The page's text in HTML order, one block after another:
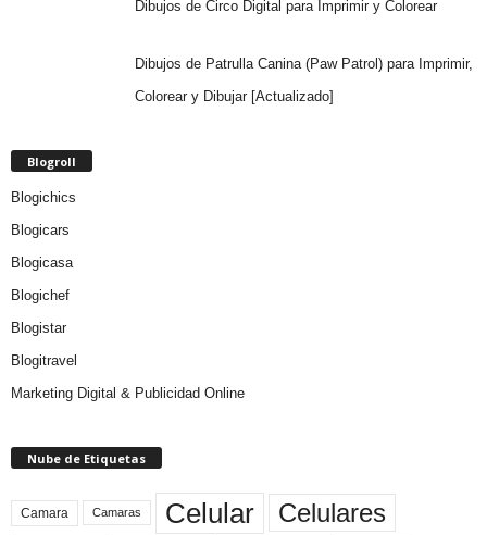
Dibujos de Circo Digital para Imprimir y Colorear
Dibujos de Patrulla Canina (Paw Patrol) para Imprimir,
Colorear y Dibujar [Actualizado]
Blogroll
Blogichics
Blogicars
Blogicasa
Blogichef
Blogistar
Blogitravel
Marketing Digital & Publicidad Online
Nube de Etiquetas
Camara Camaras Celular Celulares